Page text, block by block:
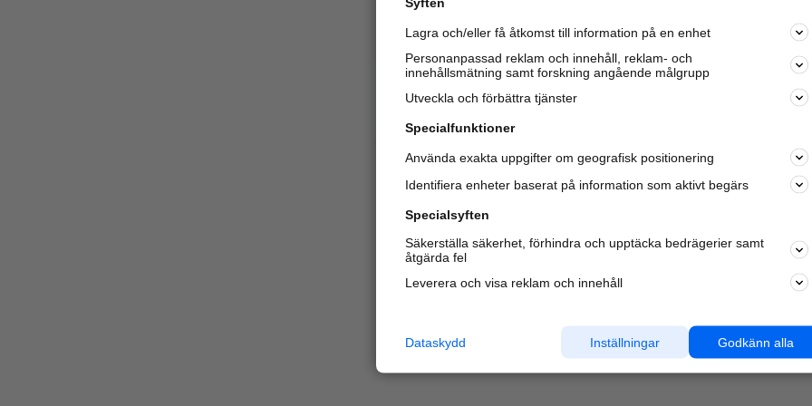
Varje vecka besöker du och 4 miljonerandra härliga
oss för att hitta rätt lokal information om företag,
Lagra och/eller få åtkomst till information på en enhet
Personanpassad reklam och innehåll, reklam- och
innehållsmätning samt forskning angående målgrupp
Utveckla och förbättra tjänster
Specialfunktioner
Använda exakta uppgifter om geografisk positionering
Identifiera enheter baserat på information som aktivt begärs
Specialsyften
Säkerställa säkerhet, förhindra och upptäcka bedrägerier samt
åtgärda fel
Leverera och visa reklam och innehåll
Godkänn alla
Inställningar
Dataskydd